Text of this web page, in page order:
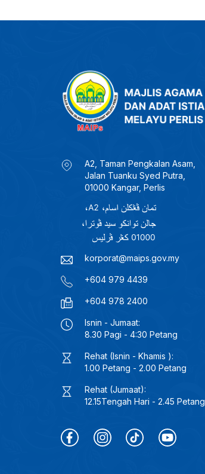
A2, Taman Pengkalan Asam,
Jalan Tuanku Syed Putra,
01000 Kangar, Perlis
korporat@maips.gov.my
+604 979 4439
+604 978 2400
Isnin - Jumaat:
8.30 Pagi - 4:30 Petang
Rehat (Isnin - Khamis ):
1.00 Petang - 2.00 Petang
Rehat (Jumaat):
12.15Tengah Hari - 2.45 Petang